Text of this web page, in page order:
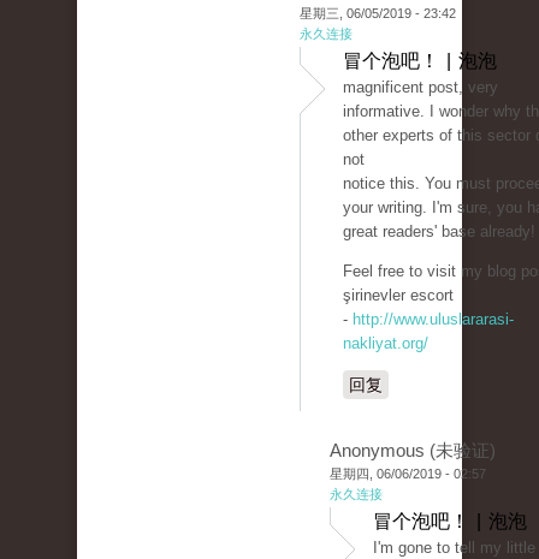
星期三, 06/05/2019 - 23:42
永久连接
冒个泡吧！ | 泡泡
magnificent post, very
informative. I wonder why
other experts of this sector
not
notice this. You must
your writing. I'm sure, you
great readers' base already!
Feel free to visit my blog
şirinevler escort
- http://www.uluslararasi-
nakliyat.org/
回复
Anonymous (未验证)
星期四, 06/06/2019 - 02:57
永久连接
冒个泡吧！ | 泡泡
I'm gone to tell my